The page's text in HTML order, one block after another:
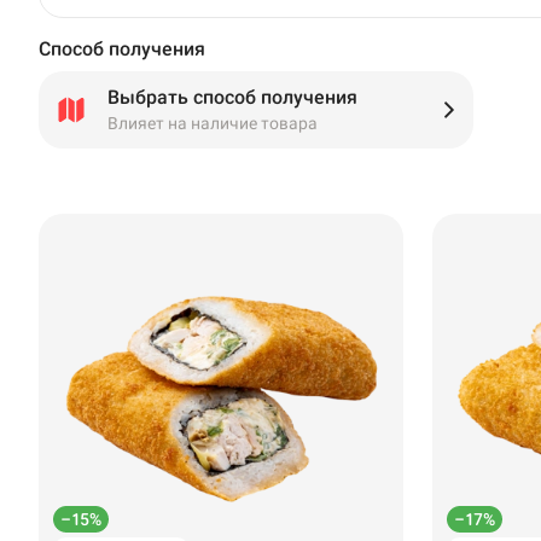
Способ получения
Выбрать способ получения
Влияет на наличие товара
–15% –17%